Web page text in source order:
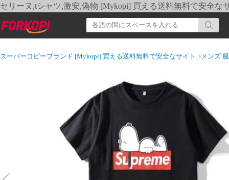
セリーヌ,tシャツ,激安,偽物 [Mykopi] 買える送料無料で安全な
スーパーコピーブランド [Mykopi] 買える送料無料で安全なサイト >メンズ 服